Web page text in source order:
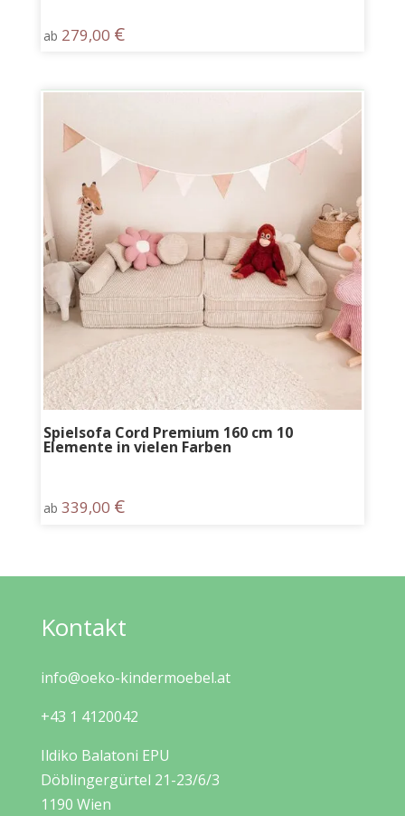
ab 279,00 €
Spielsofa Cord Premium 160 cm 10
Elemente in vielen Farben
ab339,00 €
Kontakt
info@oeko-kindermoebel.at
+43 1 4120042
Ildiko Balatoni EPU
Döblingergürtel 21-23/6/3
1190 Wien